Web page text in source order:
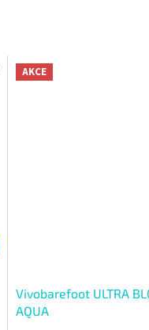
AKCE
Vivobarefoot ULTRA
AQUA